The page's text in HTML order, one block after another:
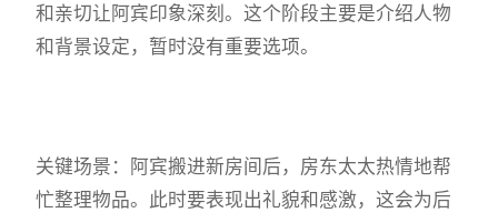
和亲切让阿宾印象深刻。这个阶段主要是介绍人物
和背景设定，暂时没有重要选项。
关键场景：阿宾搬进新房间后，房东太太热情地帮
忙整理物品。此时要表现出礼貌和感激，这会为后